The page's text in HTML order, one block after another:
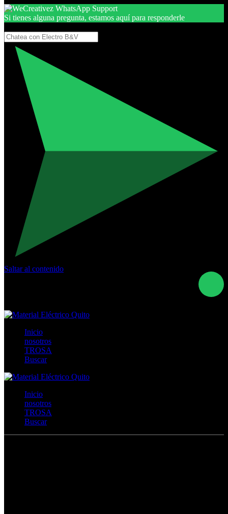
Si tienes alguna pregunta, estamos aquí para responderle
Saltar al contenido
Inicio
nosotros
TROSA
Buscar
Inicio
nosotros
TROSA
Buscar